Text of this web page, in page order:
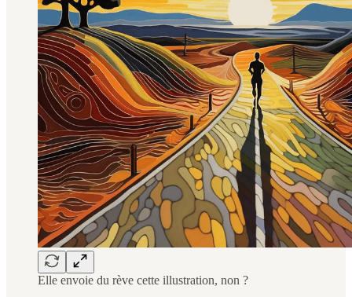
Elle envoie du rève cette illustration, non ?